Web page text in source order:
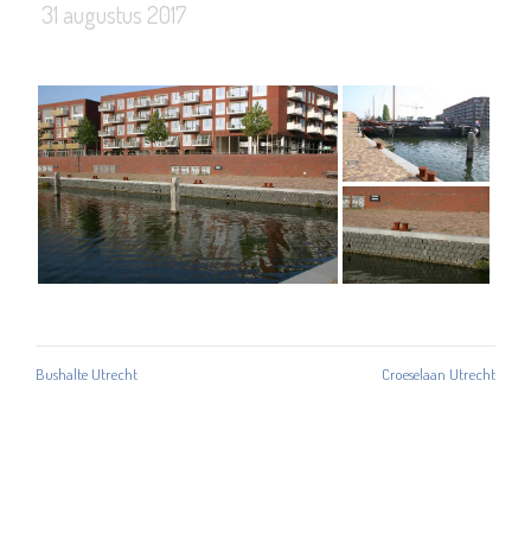
31 augustus 2017
Bushalte Utrecht Croeselaan Utrecht